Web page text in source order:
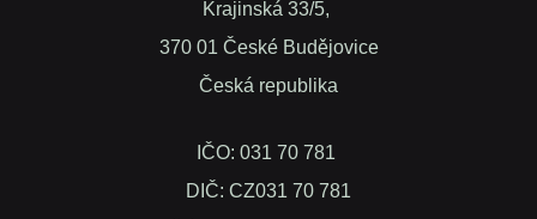
Krajinská 33/5,
370 01 České Budějovice
Česká republika
IČO: 031 70 781
DIČ: CZ031 70 781